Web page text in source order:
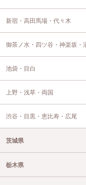
新宿・高田馬場・代々木
御茶ノ水・四ツ谷・神楽坂・
池袋・目白
上野・浅草・両国
渋谷・目黒・恵比寿・広尾
茨城県
栃木県